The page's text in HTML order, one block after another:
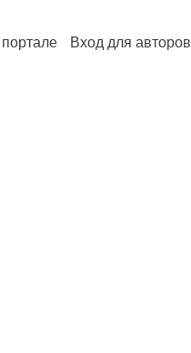
Вход для авторов